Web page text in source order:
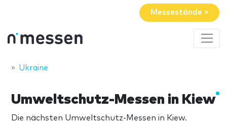
Messestände »
Ukraine
Umweltschutz-Messen in Kiew
Die nächsten Umweltschutz-Messen in Kiew.